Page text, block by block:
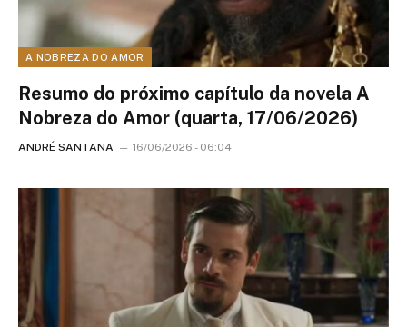
A NOBREZA DO AMOR
Resumo do próximo capítulo da novela A
Nobreza do Amor (quarta, 17/06/2026)
ANDRÉ SANTANA 16/06/2026 - 06:04